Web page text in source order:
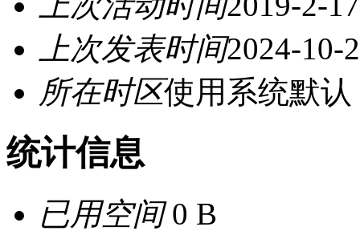
上次发表时间2024-10-
所在时区使用系统默认
统计信息
已用空间0 B